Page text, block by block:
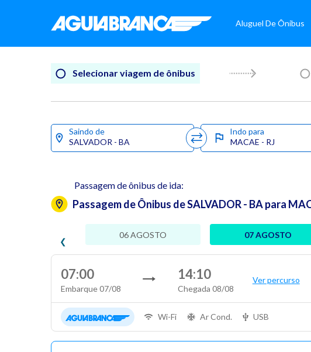
Aluguel De Ônibus
Selecionar viagem de ônibus
Saindo de Indo para
Passagem de ônibus de ida:
Passagem de Ônibus de SALVADOR - BA para
❮
06 AGOSTO 07 AGOSTO
07:00
Embarque 07/08
14:10
Chegada 08/08
Ver percurso
Wi-Fi Ar Cond. USB